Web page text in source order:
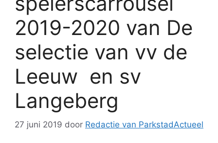
2019-2020 van De
selectie van vv de
Leeuw en sv
Langeberg
27 juni 2019 door Redactie van ParkstadActueel